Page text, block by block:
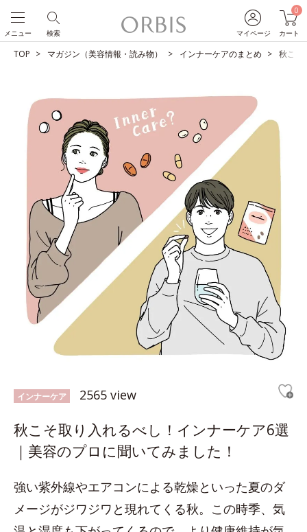
マイページ
0
カート
検索
メニュー
TOP マガジン（美容情報・読み物） インナーケアのまとめ 秋こそ
インナーケア 2565 view
秋こそ取り入れるべし！インナーケア6選
｜美容のプロに聞いてみました！
強い紫外線やエアコンによる乾燥といった夏のダ
メージがジワジワと現れてくる秋。この時季、気